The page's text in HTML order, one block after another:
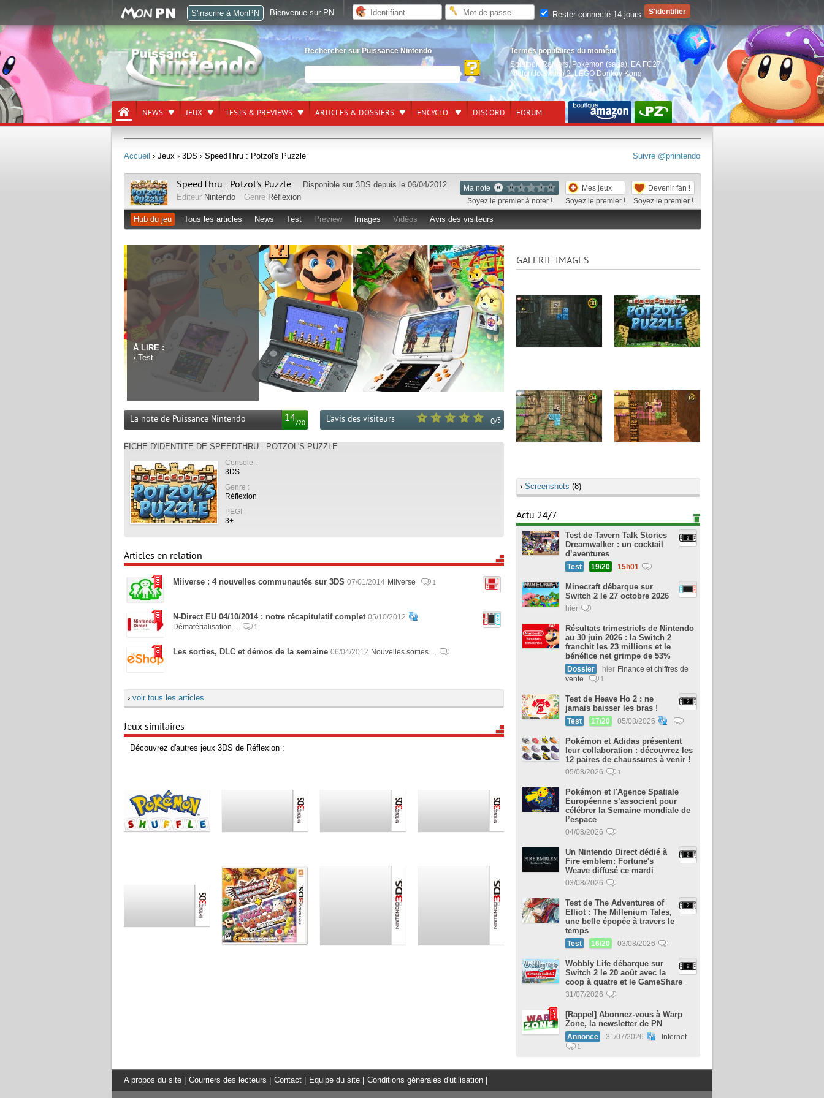
Rechercher sur Puissance Nintendo
Termes populaires du moment
Splatoon Raiders, Pokémon (saga) EA FC27,
Nintendo Switch 2,LEGO Donkey Kong
NEWS JEUX TESTS & PREVIEWS ARTICLES & DOSSIERS ENCYCLO. DISCORD FORUM
Suivre @pnintendo
Accueil › Jeux › 3DS › SpeedThru : Potzol's Puzzle
Ma note
Soyez le premier à noter !
Mes jeux
Soyez le premier !
Devenir fan !
Soyez le premier !
SpeedThru : Potzol's Puzzle Disponible sur 3DS depuis le 06/04/2012
Editeur Nintendo Genre Réflexion
Hub du jeu Tous les articles News Test Preview Images Vidéos Avis des visiteurs
À LIRE :
› Test
14/20
La note de Puissance Nintendo 0/5
L'avis des visiteurs
FICHE D'IDENTITÉ DE SPEEDTHRU : POTZOL'S PUZZLE
Console :
3DS
Genre :
Réflexion
PEGI :
3+
Articles en relation
Miiverse : 4 nouvelles communautés sur 3DS 07/01/2014 Miiverse 1
N-Direct EU 04/10/2014 : notre récapitulatif complet 05/10/2012
Dématérialisation...
1
Les sorties, DLC et démos de la semaine 06/04/2012 Nouvelles sorties...
› voir tous les articles
Jeux similaires
Découvrez d'autres jeux 3DS de Réflexion :
GALERIE IMAGES
› Screenshots (8)
Actu 24/7
Test de Tavern Talk Stories
Dreamwalker : un cocktail
d’aventures
Test 19/20 15h01
Minecraft débarque sur
Switch 2 le 27 octobre 2026
hier
Résultats trimestriels de Nintendo
au 30 juin 2026 : la Switch 2
franchit les 23 millions et le
bénéfice net grimpe de 53%
Dossier hier Finance et chiffres de
vente
1
Test de Heave Ho 2 : ne
jamais baisser les bras !
Test 17/20 05/08/2026
Pokémon et Adidas présentent
leur collaboration : découvrez les
12 paires de chaussures à venir !
05/08/2026 1
Pokémon et l'Agence Spatiale
Européenne s’associent pour
célébrer la Semaine mondiale de
l’espace
04/08/2026
Un Nintendo Direct dédié à
Fire emblem: Fortune's
Weave diffusé ce mardi
03/08/2026
Test de The Adventures of
Elliot : The Millenium Tales,
une belle épopée à travers le
temps
Test 16/20 03/08/2026
Wobbly Life débarque sur
Switch 2 le 20 août avec la
coop à quatre et le GameShare
31/07/2026
[Rappel] Abonnez-vous à Warp
Zone, la newsletter de PN
Annonce 31/07/2026 Internet
1
A propos du site Courriers des lecteurs Contact Equipe du site Conditions générales d'utilisation
S'inscrire à MonPN Bienvenue sur PN Rester connecté 14 jours